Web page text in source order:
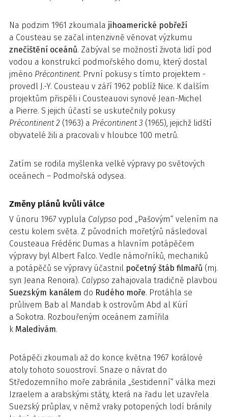
Na podzim 1961 zkoumala jiho­americké pobřeží
a Cousteau se začal intenzivně věnovat výzkumu
znečištění oceánů. Zabýval se možností života lidí pod
vodou a konstrukcí podmořského domu, který dostal
jméno Précontinent. První pokusy s tímto projektem ­
provedl J.-Y. Cousteau v září 1962 poblíž Nice. K dalším
projektům přispěli i Cousteauovi synové Jean-Michel
a Pierre. S jejich účastí se uskutečnily pokusy
Précontinent 2 (1963) a Précontinent 3 (1965), jejichž lidští
obyvatelé žili a pracovali v hloubce 100 metrů.
Zatím se rodila myšlenka velké výpravy po světových
oceánech – Podmořská odysea.
Změny plánů kvůli válce
V únoru 1967 vyplula Calypso pod „Pašovým“ velením na
cestu kolem světa. Z původních mořetýrů následoval
Cousteaua Frédéric Dumas a hlavním potápěčem
výpravy byl Albert Falco. Vedle námořníků, mechaniků
a potápěčů se výpravy účastnil početný štáb filmařů (mj.
syn Jeana Renoira). Calypso zahajovala tradičně plavbou
Suezským kanálem do Rudého moře. Protáhla se
průlivem Bab al Mandab k ostrovům Abd al Kúrí
a Sokotra. Rozbouřeným oceánem zamířila
k Maledivám.
Potápěči zkoumali až do konce května 1967 korálové
atoly tohoto souostroví. Snaze o návrat do
Středozemního moře zabránila „šestidenní“ válka mezi
Izraelem a arabskými státy, která na řadu let uzavřela
Suezský průplav, v němž vraky potopených lodí bránily